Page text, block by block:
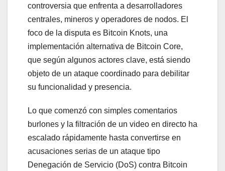
controversia que enfrenta a desarrolladores
centrales, mineros y operadores de nodos. El
foco de la disputa es Bitcoin Knots, una
implementación alternativa de Bitcoin Core,
que según algunos actores clave, está siendo
objeto de un ataque coordinado para debilitar
su funcionalidad y presencia.
Lo que comenzó con simples comentarios
burlones y la filtración de un video en directo ha
escalado rápidamente hasta convertirse en
acusaciones serias de un ataque tipo
Denegación de Servicio (DoS) contra Bitcoin